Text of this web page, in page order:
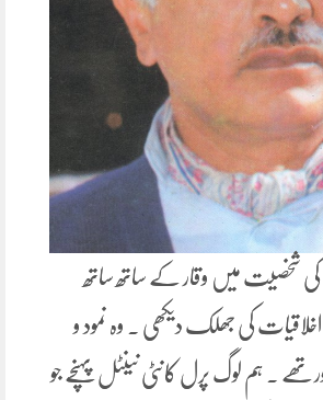
شخصیت میں وقار کے ساتھ ساتھ
اخلاقیات کی جھلک دیکھی ۔ وہ نمود و
۔ ہم لوگ پرل کانٹی نینٹل پہنچے جو